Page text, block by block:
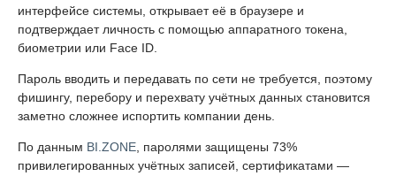
интерфейсе системы, открывает её в браузере и
подтверждает личность с помощью аппаратного токена,
биометрии или Face ID.
Пароль вводить и передавать по сети не требуется, поэтому
фишингу, перебору и перехвату учётных данных становится
заметно сложнее испортить компании день.
По данным BI.ZONE, паролями защищены 73%
привилегированных учётных записей, сертификатами —